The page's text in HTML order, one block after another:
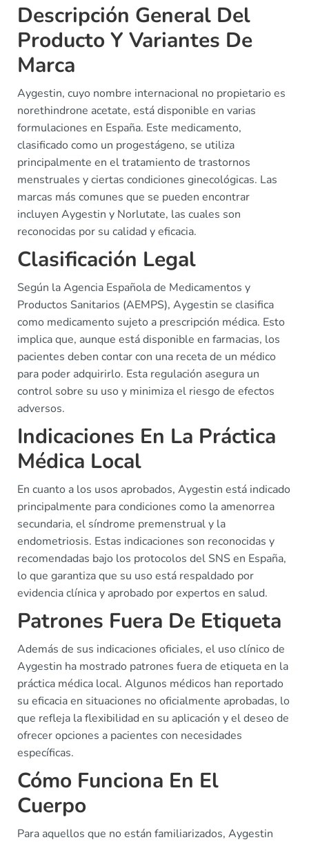
Descripción General Del
Producto Y Variantes De
Marca
Aygestin, cuyo nombre internacional no propietario es
norethindrone acetate, está disponible en varias
formulaciones en España. Este medicamento,
clasificado como un progestágeno, se utiliza
principalmente en el tratamiento de trastornos
menstruales y ciertas condiciones ginecológicas. Las
marcas más comunes que se pueden encontrar
incluyen Aygestin y Norlutate, las cuales son
reconocidas por su calidad y eficacia.
Clasificación Legal
Según la Agencia Española de Medicamentos y
Productos Sanitarios (AEMPS), Aygestin se clasifica
como medicamento sujeto a prescripción médica. Esto
implica que, aunque está disponible en farmacias, los
pacientes deben contar con una receta de un médico
para poder adquirirlo. Esta regulación asegura un
control sobre su uso y minimiza el riesgo de efectos
adversos.
Indicaciones En La Práctica
Médica Local
En cuanto a los usos aprobados, Aygestin está indicado
principalmente para condiciones como la amenorrea
secundaria, el síndrome premenstrual y la
endometriosis. Estas indicaciones son reconocidas y
recomendadas bajo los protocolos del SNS en España,
lo que garantiza que su uso está respaldado por
evidencia clínica y aprobado por expertos en salud.
Patrones Fuera De Etiqueta
Además de sus indicaciones oficiales, el uso clínico de
Aygestin ha mostrado patrones fuera de etiqueta en la
práctica médica local. Algunos médicos han reportado
su eficacia en situaciones no oficialmente aprobadas, lo
que refleja la flexibilidad en su aplicación y el deseo de
ofrecer opciones a pacientes con necesidades
específicas.
Cómo Funciona En El
Cuerpo
Para aquellos que no están familiarizados, Aygestin